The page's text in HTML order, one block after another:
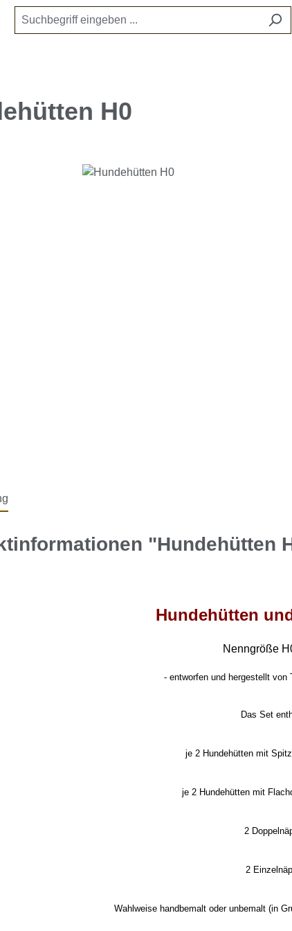
H0
"Hundehütten
Hundehütten
Nenngröße
- entworfen und hergestellt von
Das Set
je 2 Hundehütten mit
je 2 Hundehütten mit
2
2
Wahlweise handbemalt oder unbemalt (in